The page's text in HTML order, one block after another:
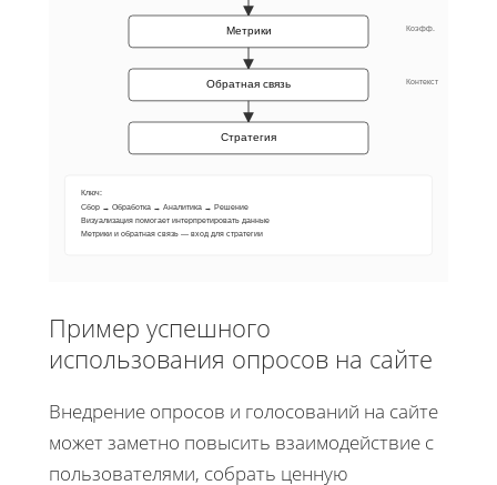
Метрики
Обратная связь
Стратегия
Коэфф.
Контекст
Ключ:
Сбор → Обработка → Аналитика → Решение
Визуализация помогает интерпретировать данные
Метрики и обратная связь — вход для стратегии
Пример успешного
использования опросов на сайте
Внедрение опросов и голосований на сайте
может заметно повысить взаимодействие с
пользователями, собрать ценную